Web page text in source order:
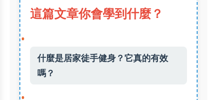
這篇文章你會學到什麼？
什麼是居家徒手健身？它真的有效
嗎？